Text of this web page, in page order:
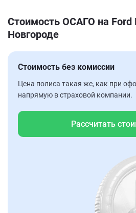
Стоимость ОСАГО на
Новгороде
Стоимость без комиссии
Цена полиса такая же, как при
напрямую в страховой компании.
Рассчитать